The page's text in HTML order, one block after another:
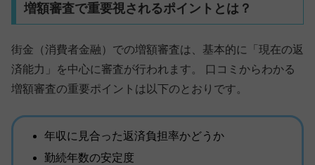
増額審査で重要視されるポイントとは？
街金（消費者金融）での増額審査は、基本的に「現在の返
済能力」を中心に審査が行われます。 口コミからわかる
増額審査の重要ポイントは以下のとおりです。
年収に見合った返済負担率かどうか
勤続年数の安定度